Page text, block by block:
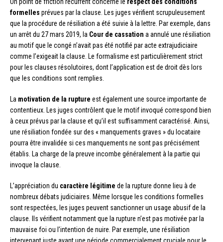
Un point de friction récurrent concerne le respect des conditions
formelles prévues par la clause. Les juges vérifient scrupuleusement
que la procédure de résiliation a été suivie à la lettre. Par exemple, dans
un arrêt du 27 mars 2019, la Cour de cassation a annulé une résiliation
au motif que le congé n’avait pas été notifié par acte extrajudiciaire
comme l’exigeait la clause. Le formalisme est particulièrement strict
pour les clauses résolutoires, dont l’application est de droit dès lors
que les conditions sont remplies.
La motivation de la rupture est également une source importante de
contentieux. Les juges contrôlent que le motif invoqué correspond bien
à ceux prévus par la clause et qu’il est suffisamment caractérisé. Ainsi,
une résiliation fondée sur des « manquements graves » du locataire
pourra être invalidée si ces manquements ne sont pas précisément
établis. La charge de la preuve incombe généralement à la partie qui
invoque la clause.
L’appréciation du caractère légitime de la rupture donne lieu à de
nombreux débats judiciaires. Même lorsque les conditions formelles
sont respectées, les juges peuvent sanctionner un usage abusif de la
clause. Ils vérifient notamment que la rupture n’est pas motivée par la
mauvaise foi ou l’intention de nuire. Par exemple, une résiliation